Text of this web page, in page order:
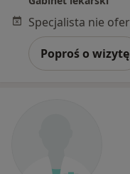
Poproś o wizytę